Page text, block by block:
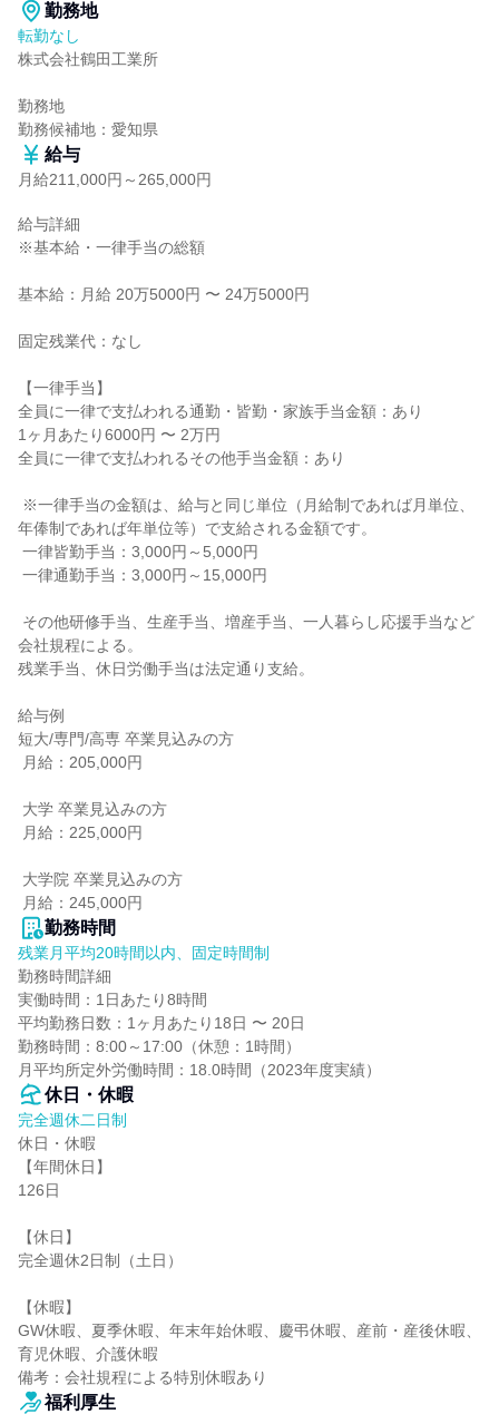
勤務地
転勤なし
株式会社鶴田工業所
勤務地
勤務候補地：愛知県
給与
月給211,000円～265,000円
給与詳細
※基本給・一律手当の総額
基本給：月給 20万5000円 〜 24万5000円
固定残業代：なし
【一律手当】
全員に一律で支払われる通勤・皆勤・家族手当金額：あり
1ヶ月あたり6000円 〜 2万円
全員に一律で支払われるその他手当金額：あり
年俸制であれば年単位等）で支給される金額です。
会社規程による。
残業手当、休日労働手当は法定通り支給。
給与例
短大/専門/高専 卒業見込みの方
月給：245,000円
勤務時間
残業月平均20時間以内、固定時間制
勤務時間詳細
実働時間：1日あたり8時間
平均勤務日数：1ヶ月あたり18日 〜 20日
勤務時間：8:00～17:00（休憩：1時間）
月平均所定外労働時間：18.0時間（2023年度実績）
休日・休暇
完全週休二日制
休日・休暇
【年間休日】
126日
【休日】
完全週休2日制（土日）
【休暇】
GW休暇、夏季休暇、年末年始休暇、慶弔休暇、産前・産後休暇、
育児休暇、介護休暇
備考：会社規程による特別休暇あり
福利厚生